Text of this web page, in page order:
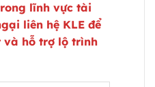
lĩnh vực tài
liên hệ KLE để
và hỗ trợ lộ trình